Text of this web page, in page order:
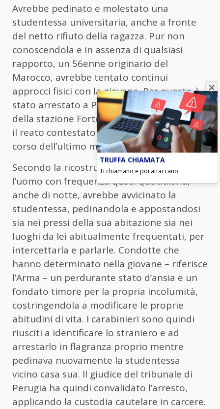
Avrebbe pedinato e molestato una
studentessa universitaria, anche a fronte
del netto rifiuto della ragazza. Pur non
conoscendola e in assenza di qualsiasi
rapporto, un 56enne originario del
Marocco, avrebbe tentato continui
approcci fisici con la giovane. Per questo è
stato arrestato a Perugia dai carabinieri
della stazione Fortebraccio. Atti persecutori
il reato contestato per fatti avvenuti nel
corso dell’ultimo mese.
Secondo la ricostruzione degli investigatori,
l’uomo con frequenza quasi quotidiana,
anche di notte, avrebbe avvicinato la
studentessa, pedinandola e appostandosi
sia nei pressi della sua abitazione sia nei
luoghi da lei abitualmente frequentati, per
intercettarla e parlarle. Condotte che
hanno determinato nella giovane – riferisce
l’Arma – un perdurante stato d’ansia e un
fondato timore per la propria incolumità,
costringendola a modificare le proprie
abitudini di vita. I carabinieri sono quindi
riusciti a identificare lo straniero e ad
arrestarlo in flagranza proprio mentre
pedinava nuovamente la studentessa
vicino casa sua. Il giudice del tribunale di
Perugia ha quindi convalidato l’arresto,
applicando la custodia cautelare in carcere.
TRUFFA CHIAMATA
Ti chiamano e poi attaccano